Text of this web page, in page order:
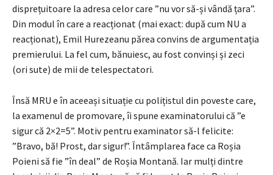
disprețuitoare la adresa celor care ”nu vor să-și vândă țara”.
Din modul în care a reacționat (mai exact: după cum NU a
reacționat), Emil Hurezeanu părea convins de argumentația
premierului. La fel cum, bănuiesc, au fost convinși și zeci
(ori sute) de mii de telespectatori.
Însă MRU e în aceeași situație cu polițistul din poveste care,
la examenul de promovare, îi spune examinatorului că ”e
sigur că 2×2=5”. Motiv pentru examinator să-l felicite:
”Bravo, bă! Prost, dar sigur!”. Întâmplarea face ca Roșia
Poieni să fie ”în deal” de Roșia Montană. Iar mulți dintre